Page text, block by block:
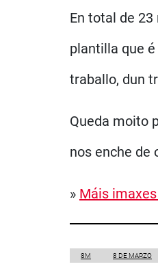
En total de
plantilla que
traballo, dun
Queda moito
nos enche de
» Máis
8M 8 DE MARZO